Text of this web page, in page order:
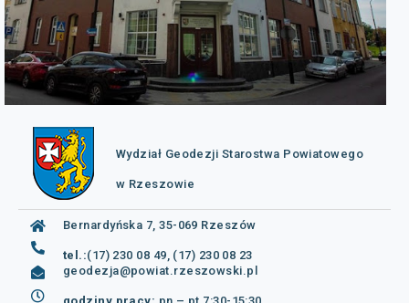
Wydział Geodezji Starostwa Powiatowego
w Rzeszowie
Bernardyńska 7, 35-069 Rzeszów
tel.:(17) 230 08 49, (17) 230 08 23
geodezja@powiat.rzeszowski.pl